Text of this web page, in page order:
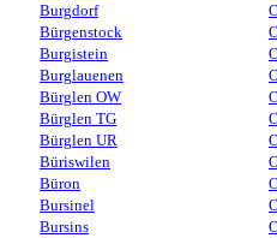
Burgdorf
Bürgenstock
Burgistein
Burglauenen
Bürglen OW
Bürglen TG
Bürglen UR
Büriswilen
Büron
Bursinel
Bursins